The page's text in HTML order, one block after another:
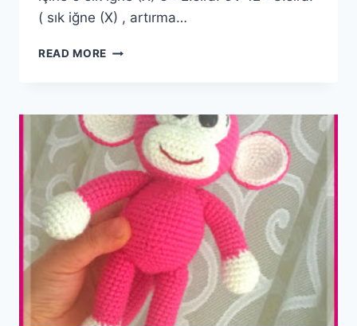
( sık iğne (X) , artırma…
READ MORE AMIGURUMI
FREE
PATTERN
YAPILIŞI